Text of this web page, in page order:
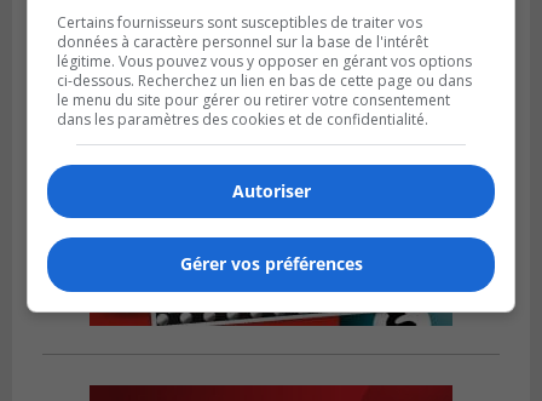
Certains fournisseurs sont susceptibles de traiter vos
données à caractère personnel sur la base de l'intérêt
légitime. Vous pouvez vous y opposer en gérant vos options
ci-dessous. Recherchez un lien en bas de cette page ou dans
le menu du site pour gérer ou retirer votre consentement
dans les paramètres des cookies et de confidentialité.
Autoriser
Gérer vos préférences